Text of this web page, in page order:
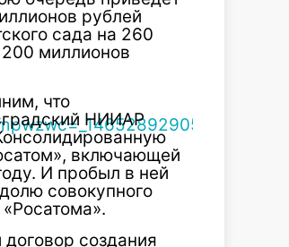
рублей
сада на 260
миллионов
что
НИИАР
включающей
И пробыл в ней
совокупного
создания